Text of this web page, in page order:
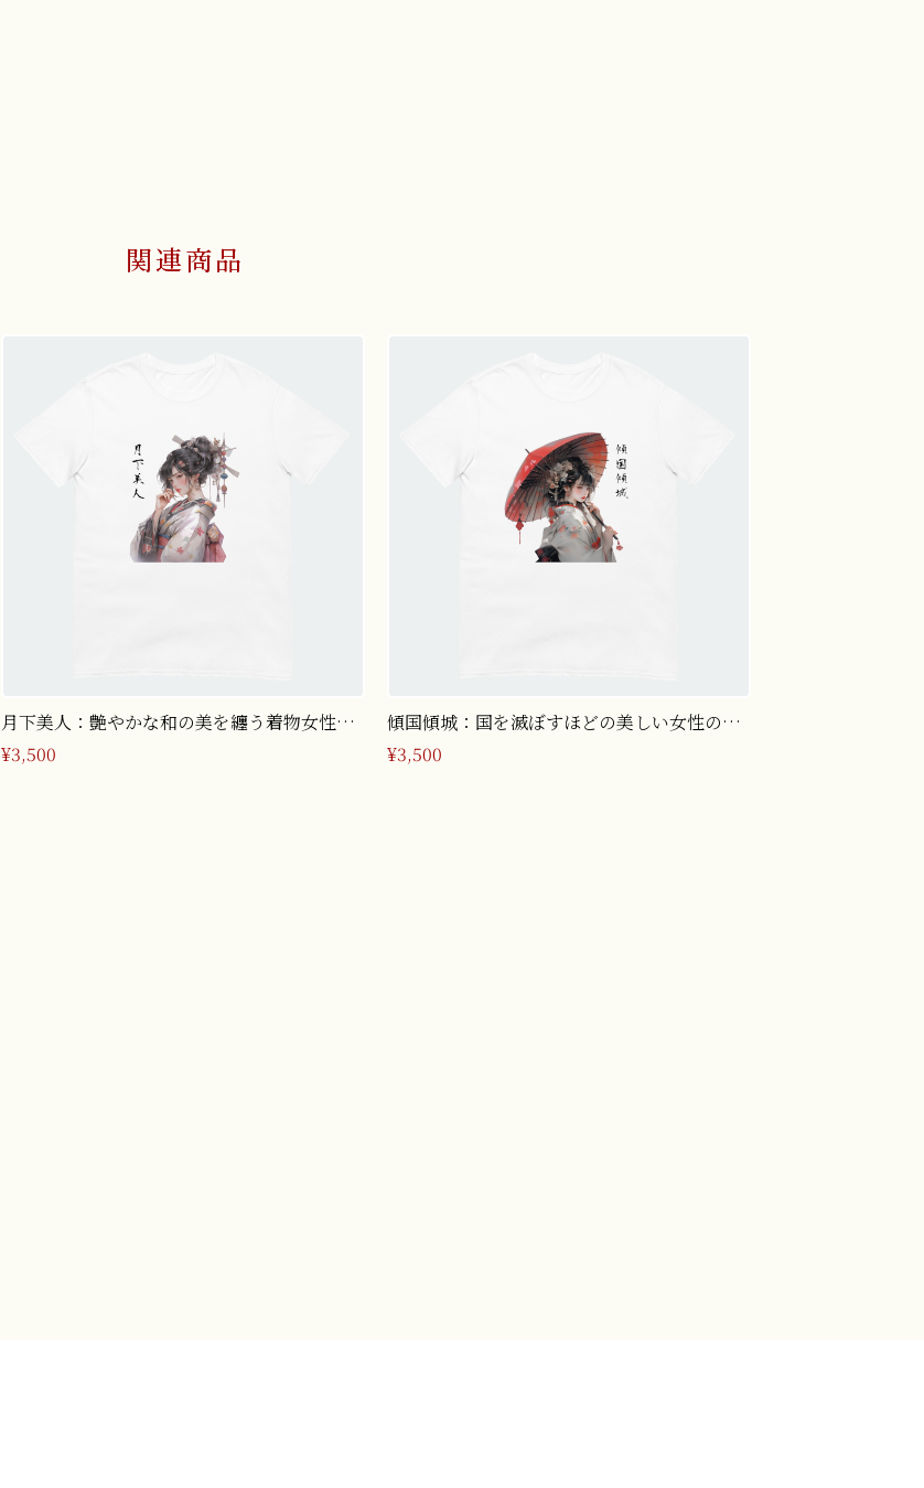
関連商品
月下美人：艶やかな和の美を纏う着物女性の
Tシャツ（Lサイズ）
¥3,500
傾国傾城：国を滅ぼすほどの美しい女性のT
シャツ（Mサイズ）
¥3,500